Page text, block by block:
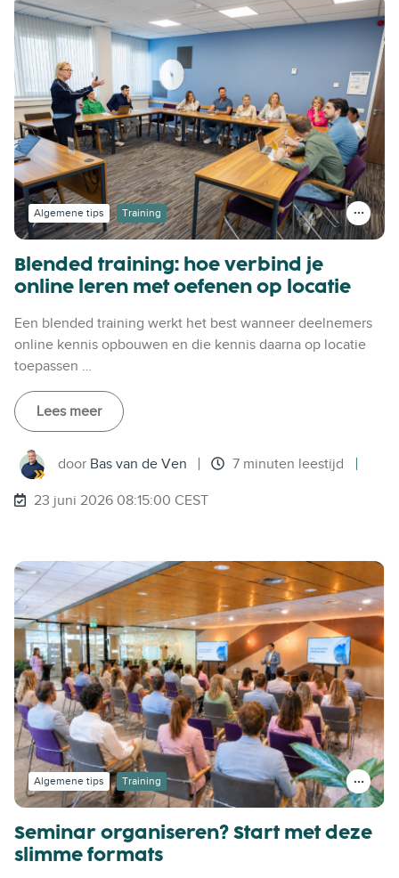
Blended training: hoe verbind je
online leren met oefenen op locatie
Een blended training werkt het best wanneer deelnemers
online kennis opbouwen en die kennis daarna op locatie
toepassen …
Lees meer
door Bas van de Ven 7 minuten leestijd
23 juni 2026 08:15:00 CEST
Algemene tips Training
Seminar organiseren? Start met deze
slimme formats
Algemene tips Training